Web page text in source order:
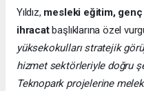
Yıldız, mesleki eğitim,
ihracatbaşlıklarına özel
yüksekokulları stratejik
hizmet sektörleriyle doğru
Teknopark projelerine